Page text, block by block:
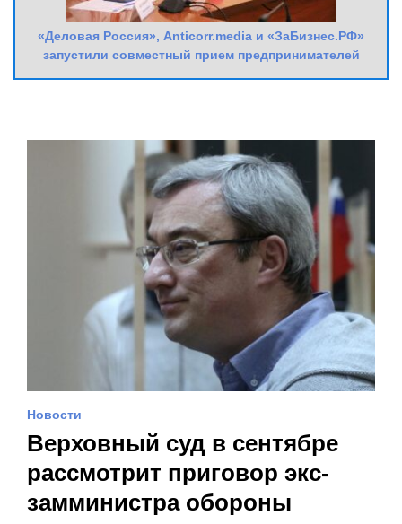
«Деловая Россия», Anticorr.media и «ЗаБизнес.РФ»
запустили совместный прием предпринимателей
Новости
Верховный суд в сентябре
рассмотрит приговор экс-
замминистра обороны